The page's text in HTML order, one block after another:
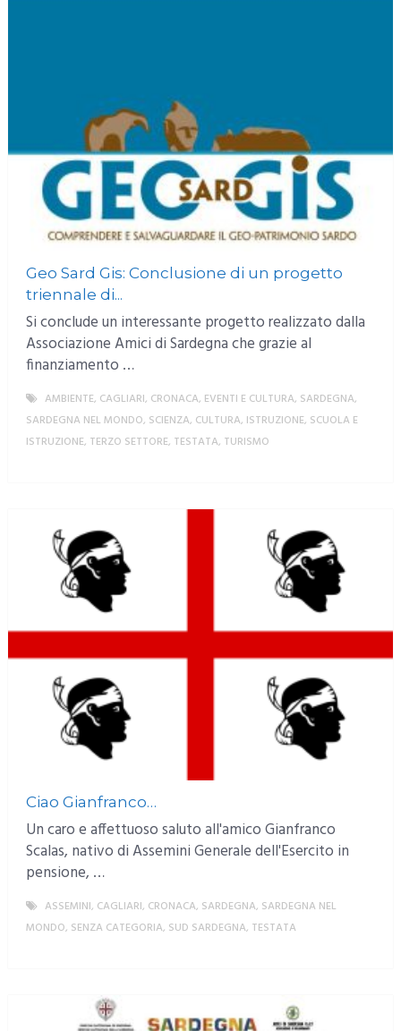
Geo Sard Gis: Conclusione di un progetto
triennale di...
Si conclude un interessante progetto realizzato dalla
Associazione Amici di Sardegna che grazie al
finanziamento …
AMBIENTE, CAGLIARI, CRONACA, EVENTI E CULTURA, SARDEGNA,
SARDEGNA NEL MONDO, SCIENZA, CULTURA, ISTRUZIONE, SCUOLA E
ISTRUZIONE, TERZO SETTORE, TESTATA, TURISMO
Ciao Gianfranco…
Un caro e affettuoso saluto all'amico Gianfranco
Scalas, nativo di Assemini Generale dell'Esercito in
pensione, …
ASSEMINI, CAGLIARI, CRONACA, SARDEGNA, SARDEGNA NEL
MONDO, SENZA CATEGORIA, SUD SARDEGNA, TESTATA